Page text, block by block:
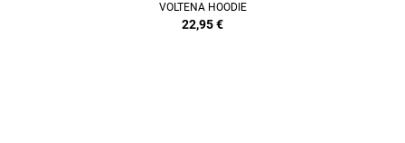
VOLTENA HOODIE
22,95€